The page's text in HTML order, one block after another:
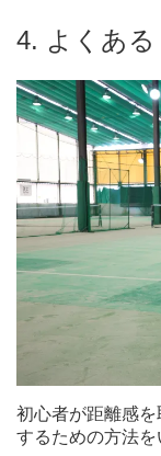
4. よくあ
初心者が距離感
するための方法を